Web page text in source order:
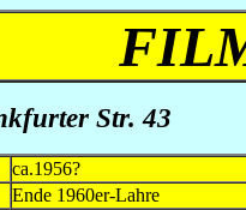
Str. 43
ca.1956?
Ende 1960er-Lahre